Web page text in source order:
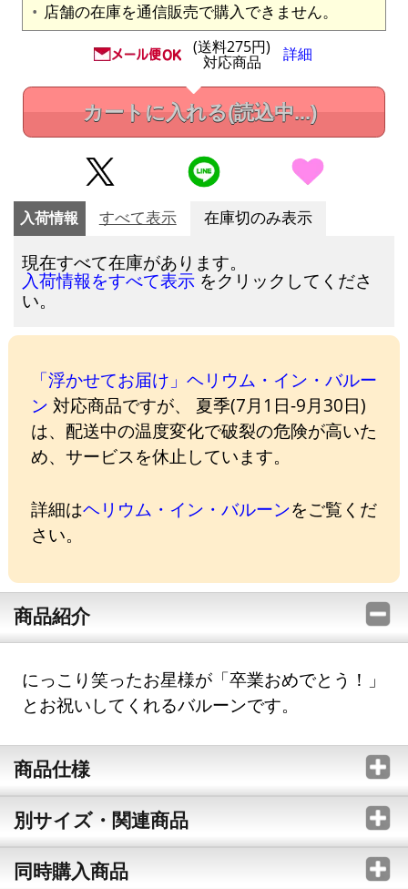
店舗の在庫を通信販売で購入できません。
(送料275円)
対応商品 詳細
カートに入れる(読込中...)
入荷情報 すべて表示 在庫切のみ表示
現在すべて在庫があります。
入荷情報をすべて表示 をクリックしてくださ
い。
「浮かせてお届け」ヘリウム・イン・バルー
ン 対応商品ですが、 夏季(7月1日-9月30日)
は、配送中の温度変化で破裂の危険が高いた
め、サービスを休止しています。
詳細はヘリウム・イン・バルーンをご覧くだ
さい。
商品紹介
にっこり笑ったお星様が「卒業おめでとう！」
とお祝いしてくれるバルーンです。
商品仕様
別サイズ・関連商品
同時購入商品